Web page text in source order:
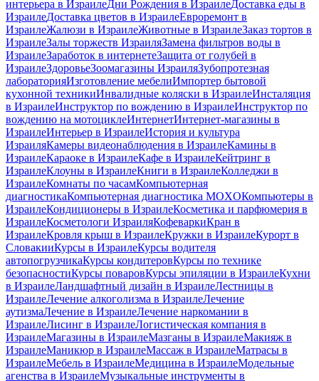
интерьера в ИзраилеДни Рождения в ИзраилеДоставка еды в
ИзраилеДоставка цветов в ИзраилеЕвроремонт в
ИзраилеЖалюзи в ИзраилеЖивотные в ИзраилеЗаказ тортов в
ИзраилеЗалы торжеств ИзраиляЗамена фильтров воды в
ИзраилеЗаработок в интернетеЗащита от голубей в
ИзраилеЗдоровьеЗоомагазины ИзраиляЗубопротезная
лабораторияИзготовление мебелиИмпортер бытовой
кухонной техникиИнвалидные коляски в ИзраилеИнсталяция
в ИзраилеИнструктор по вождению в ИзраилеИнструктор по
вождению на мотоциклеИнтернетИнтернет-магазины в
ИзраилеИнтерьер в ИзраилеИстория и культура
ИзраиляКамеры видеонаблюдения в ИзраилеКамины в
ИзраилеКараоке в ИзраилеКафе в ИзраилеКейтринг в
ИзраилеКлоуны в ИзраилеКниги в ИзраилеКолледжи в
ИзраилеКомнаты по часамКомпьютерная
диагностикаКомпьютерная диагностика MOXOКомпьютеры в
ИзраилеКондиционеры в ИзраилеКосметика и парфюмерия в
ИзраилеКосметологи ИзраиляКофеваркиКран в
ИзраилеКровля крыш в ИзраилеКружки в ИзраилеКурорт в
СловакииКурсы в ИзраилеКурсы водителя
автопогрузчикаКурсы кондитеровКурсы по технике
безопасностиКурсы поваровКурсы эпиляции в ИзраилеКухни
в ИзраилеЛандшафтный дизайн в ИзраилеЛестницы в
ИзраилеЛечение алкоголизма в ИзраилеЛечение
аутизмаЛечение в ИзраилеЛечение наркомании в
ИзраилеЛисинг в ИзраилеЛогистическая компания в
ИзраилеМагазины в ИзраилеМазганы в ИзраилеМакияж в
ИзраилеМаникюр в ИзраилеМассаж в ИзраилеМатрасы в
ИзраилеМебель в ИзраилеМедицина в ИзраилеМодельные
агенства в ИзраилеМузыкальные инструменты в